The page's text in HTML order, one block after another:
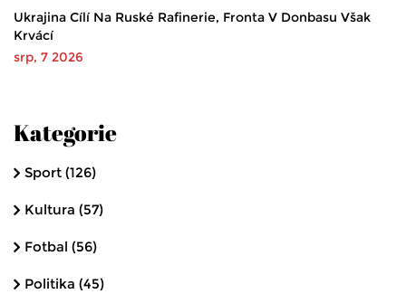
Ukrajina Cílí Na Ruské Rafinerie, Fronta V Donbasu Však
Krvácí
srp, 7 2026
Kategorie
Sport (126)
Kultura (57)
Fotbal (56)
Politika (45)